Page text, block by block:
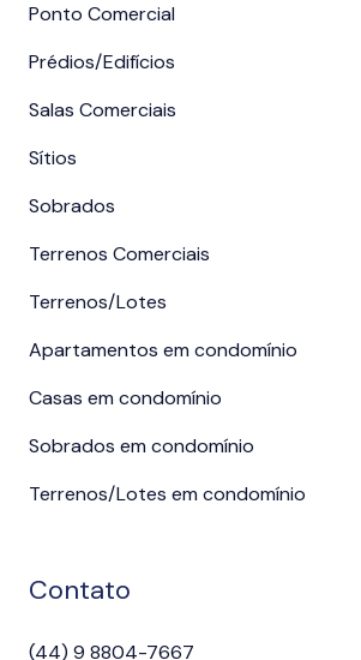
Ponto Comercial
Prédios/Edifícios
Salas Comerciais
Sítios
Sobrados
Terrenos Comerciais
Terrenos/Lotes
Apartamentos em condomínio
Casas em condomínio
Sobrados em condomínio
Terrenos/Lotes em condomínio
Contato
(44) 9 8804-7667